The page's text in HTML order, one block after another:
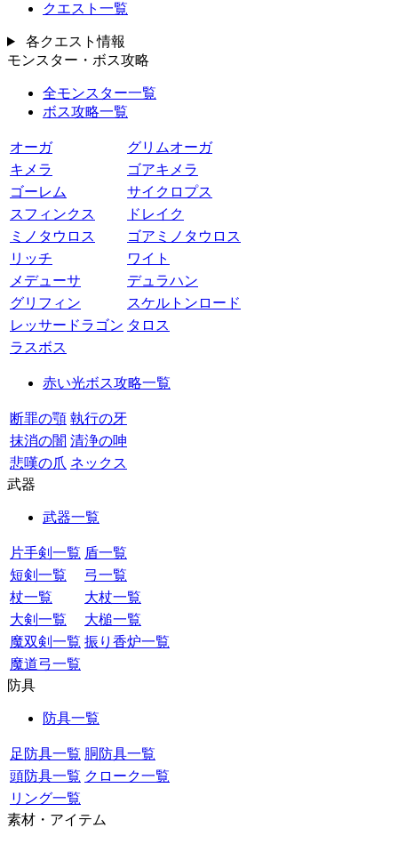
クエスト一覧
各クエスト情報
モンスター・ボス攻略
全モンスター一覧
ボス攻略一覧
オーガ
グリムオーガ
キメラ
ゴアキメラ
ゴーレム
サイクロプス
スフィンクス
ドレイク
ミノタウロス
ゴアミノタウロス
リッチ
ワイト
メデューサ
デュラハン
グリフィン
スケルトンロード
レッサードラゴン タロス
ラスボス
赤い光ボス攻略一覧
断罪の顎 執行の牙
抹消の闇 清浄の呻
悲嘆の爪 ネックス
武器
武器一覧
片手剣一覧 盾一覧
短剣一覧
弓一覧
杖一覧
大杖一覧
大剣一覧
大槌一覧
魔双剣一覧 振り香炉一覧
魔道弓一覧
防具
防具一覧
足防具一覧 胴防具一覧
頭防具一覧 クローク一覧
リング一覧
素材・アイテム